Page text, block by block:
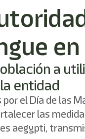
a
entidad
el Día de las
las
aegypti,